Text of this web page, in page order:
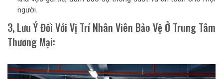
người.
3, Lưu Ý Đối Với Vị Trí Nhân Viên Bảo Vệ Ở Trung Tâm
Thương Mại: